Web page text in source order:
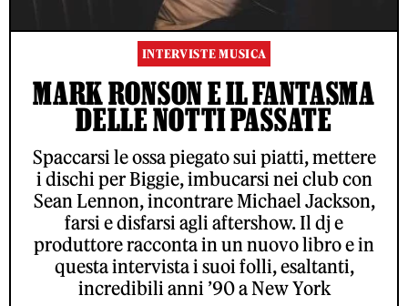
INTERVISTE MUSICA
MARK RONSON E IL FANTASMA
DELLE NOTTI PASSATE
Spaccarsi le ossa piegato sui piatti, mettere
i dischi per Biggie, imbucarsi nei club con
Sean Lennon, incontrare Michael Jackson,
farsi e disfarsi agli aftershow. Il dj e
produttore racconta in un nuovo libro e in
questa intervista i suoi folli, esaltanti,
incredibili anni ’90 a New York